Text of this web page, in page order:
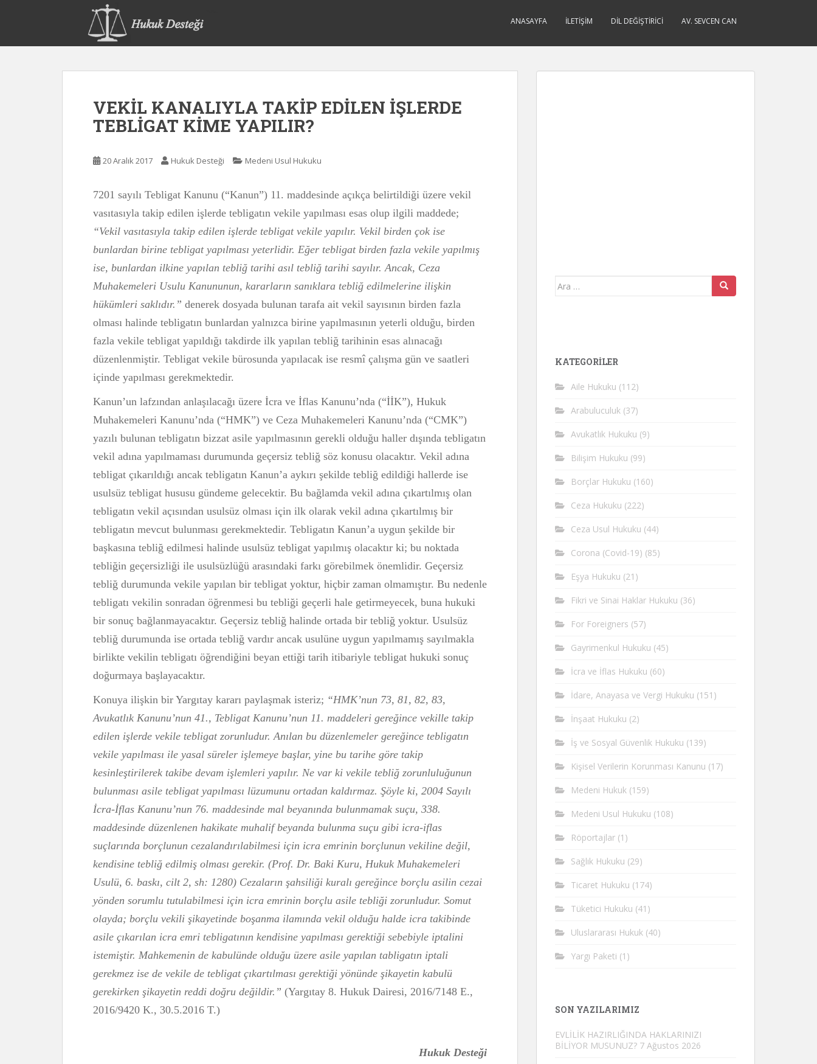
p
ANASAYFA İLETIŞIM DIL DEĞIŞTIRICI AV. SEVCEN CAN
VEKİL KANALIYLA TAKİP EDİLEN İŞLERDE
TEBLİGAT KİME YAPILIR?
20 Aralık 2017 Hukuk Desteği Medeni Usul Hukuku
7201 sayılı Tebligat Kanunu (“Kanun”) 11. maddesinde açıkça belirtildiği üzere vekil
vasıtasıyla takip edilen işlerde tebligatın vekile yapılması esas olup ilgili maddede;
“Vekil vasıtasıyla takip edilen işlerde tebligat vekile yapılır. Vekil birden çok ise
bunlardan birine tebligat yapılması yeterlidir. Eğer tebligat birden fazla vekile yapılmış
ise, bunlardan ilkine yapılan tebliğ tarihi asıl tebliğ tarihi sayılır. Ancak, Ceza
Muhakemeleri Usulu Kanununun, kararların sanıklara tebliğ edilmelerine ilişkin
hükümleri saklıdır.” denerek dosyada bulunan tarafa ait vekil sayısının birden fazla
olması halinde tebligatın bunlardan yalnızca birine yapılmasının yeterli olduğu, birden
fazla vekile tebligat yapıldığı takdirde ilk yapılan tebliğ tarihinin esas alınacağı
düzenlenmiştir. Tebligat vekile bürosunda yapılacak ise resmî çalışma gün ve saatleri
içinde yapılması gerekmektedir.
Kanun’un lafzından anlaşılacağı üzere İcra ve İflas Kanunu’nda (“İİK”), Hukuk
Muhakemeleri Kanunu’nda (“HMK”) ve Ceza Muhakemeleri Kanunu’nda (“CMK”)
yazılı bulunan tebligatın bizzat asile yapılmasının gerekli olduğu haller dışında tebligatın
vekil adına yapılmaması durumunda geçersiz tebliğ söz konusu olacaktır. Vekil adına
tebligat çıkarıldığı ancak tebligatın Kanun’a aykırı şekilde tebliğ edildiği hallerde ise
usulsüz tebligat hususu gündeme gelecektir. Bu bağlamda vekil adına çıkartılmış olan
tebligatın vekil açısından usulsüz olması için ilk olarak vekil adına çıkartılmış bir
tebligatın mevcut bulunması gerekmektedir. Tebligatın Kanun’a uygun şekilde bir
başkasına tebliğ edilmesi halinde usulsüz tebligat yapılmış olacaktır ki; bu noktada
tebliğin geçersizliği ile usulsüzlüğü arasındaki farkı görebilmek önemlidir. Geçersiz
tebliğ durumunda vekile yapılan bir tebligat yoktur, hiçbir zaman olmamıştır. Bu nedenle
tebligatı vekilin sonradan öğrenmesi bu tebliği geçerli hale getirmeyecek, buna hukuki
bir sonuç bağlanmayacaktır. Geçersiz tebliğ halinde ortada bir tebliğ yoktur. Usulsüz
tebliğ durumunda ise ortada tebliğ vardır ancak usulüne uygun yapılmamış sayılmakla
birlikte vekilin tebligatı öğrendiğini beyan ettiği tarih itibariyle tebligat hukuki sonuç
doğurmaya başlayacaktır.
Konuya ilişkin bir Yargıtay kararı paylaşmak isteriz; “HMK’nun 73, 81, 82, 83,
Avukatlık Kanunu’nun 41., Tebligat Kanunu’nun 11. maddeleri gereğince vekille takip
edilen işlerde vekile tebligat zorunludur. Anılan bu düzenlemeler gereğince tebligatın
vekile yapılması ile yasal süreler işlemeye başlar, yine bu tarihe göre takip
kesinleştirilerek takibe devam işlemleri yapılır. Ne var ki vekile tebliğ zorunluluğunun
bulunması asile tebligat yapılması lüzumunu ortadan kaldırmaz. Şöyle ki, 2004 Sayılı
İcra-İflas Kanunu’nun 76. maddesinde mal beyanında bulunmamak suçu, 338.
maddesinde düzenlenen hakikate muhalif beyanda bulunma suçu gibi icra-iflas
suçlarında borçlunun cezalandırılabilmesi için icra emrinin borçlunun vekiline değil,
kendisine tebliğ edilmiş olması gerekir. (Prof. Dr. Baki Kuru, Hukuk Muhakemeleri
Usulü, 6. baskı, cilt 2, sh: 1280) Cezaların şahsiliği kuralı gereğince borçlu asilin cezai
yönden sorumlu tutulabilmesi için icra emrinin borçlu asile tebliği zorunludur. Somut
olayda; borçlu vekili şikayetinde boşanma ilamında vekil olduğu halde icra takibinde
asile çıkarılan icra emri tebligatının kendisine yapılması gerektiği sebebiyle iptalini
istemiştir. Mahkemenin de kabulünde olduğu üzere asile yapılan tabligatın iptali
gerekmez ise de vekile de tebligat çıkartılması gerektiği yönünde şikayetin kabulü
gerekirken şikayetin reddi doğru değildir.” (Yargıtay 8. Hukuk Dairesi, 2016/7148 E.,
2016/9420 K., 30.5.2016 T.)
Hukuk Desteği
Arama
KATEGORİLER
Aile Hukuku (112)
Arabuluculuk (37)
Avukatlık Hukuku (9)
Bilişim Hukuku (99)
Borçlar Hukuku (160)
Ceza Hukuku (222)
Ceza Usul Hukuku (44)
Corona (Covid-19) (85)
Eşya Hukuku (21)
Fikri ve Sinai Haklar Hukuku (36)
For Foreigners (57)
Gayrimenkul Hukuku (45)
İcra ve İflas Hukuku (60)
İdare, Anayasa ve Vergi Hukuku (151)
İnşaat Hukuku (2)
İş ve Sosyal Güvenlik Hukuku (139)
Kişisel Verilerin Korunması Kanunu (17)
Medeni Hukuk (159)
Medeni Usul Hukuku (108)
Röportajlar (1)
Sağlık Hukuku (29)
Ticaret Hukuku (174)
Tüketici Hukuku (41)
Uluslararası Hukuk (40)
Yargı Paketi (1)
SON YAZILARIMIZ
EVLİLİK HAZIRLIĞINDA HAKLARINIZI
BİLİYOR MUSUNUZ? 7 Ağustos 2026